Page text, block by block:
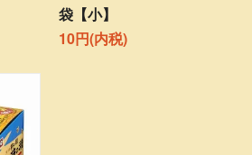
袋【小】
10円(内税)